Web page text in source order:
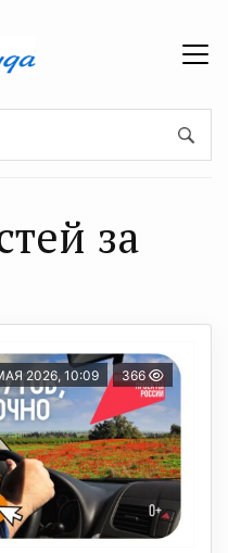
за
2026, 10:09 366